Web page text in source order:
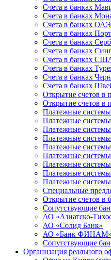
Счета в банках
Счета в банках
Счета в банках ОАЭ
Счета в банках
Счета в банках
Счета в банках
Счета в банках
Счета в банках
Счета в банках
Счета в банках
Открытие счетов в
Открытие счетов в
Платежные
Платежные
Платежные системы
Платежные
Платежные
Платежные
Платежные
Платежные
Платежные
Специальные
Открытие счетов в
Сопутствующие
АО «Азиатско-
АО «Солид Банк»
АО «Банк
Сопутствующие
Организация реального